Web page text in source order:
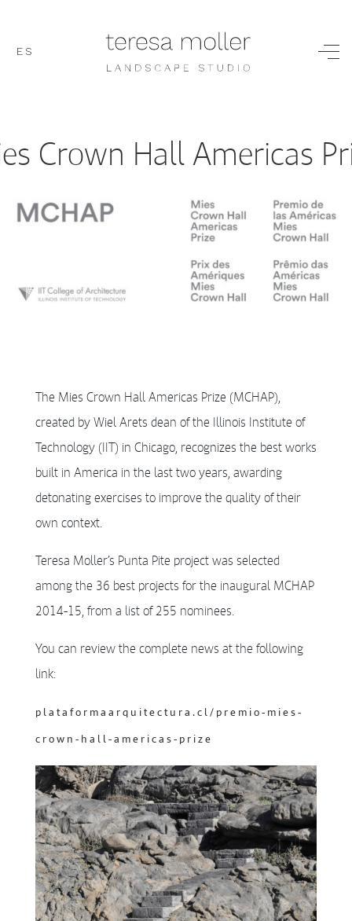
ES
Crown Hall Americas
The Mies Crown Hall Americas Prize (MCHAP),
created by Wiel Arets dean of the Illinois Institute of
Technology (IIT) in Chicago, recognizes the best works
built in America in the last two years, awarding
detonating exercises to improve the quality of their
own context.
Teresa Moller’s Punta Pite project was selected
among the 36 best projects for the inaugural MCHAP
2014-15, from a list of 255 nominees.
You can review the complete news at the following
link:
plataformaarquitectura.cl/premio-mies-
crown-hall-americas-prize